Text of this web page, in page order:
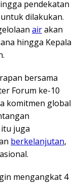
pendekatan
dilakukan.
airakan
hingga Kepala
bersama
Forum ke-10
komitmen global
itu juga
berkelanjutan,
mengangkat 4